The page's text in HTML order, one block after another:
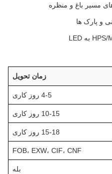
باغ و منظره
پارک ها
زمان تحویل
10-15 روز کاری
15-18 روز کاری
FOB، EXW، CIF، CNF